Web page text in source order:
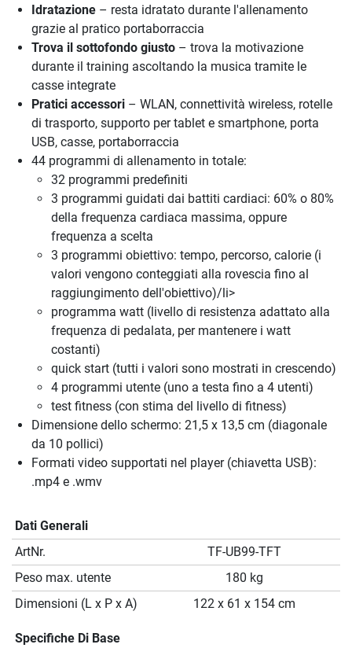
Idratazione – resta idratato durante l'allenamento
grazie al pratico portaborraccia
Trova il sottofondo giusto – trova la motivazione
durante il training ascoltando la musica tramite le
casse integrate
Pratici accessori – WLAN, connettività wireless, rotelle
di trasporto, supporto per tablet e smartphone, porta
USB, casse, portaborraccia
44 programmi di allenamento in totale:
32 programmi predefiniti
3 programmi guidati dai battiti cardiaci: 60% o 80%
della frequenza cardiaca massima, oppure
frequenza a scelta
3 programmi obiettivo: tempo, percorso, calorie (i
valori vengono conteggiati alla rovescia fino al
raggiungimento dell'obiettivo)/li>
programma watt (livello di resistenza adattato alla
frequenza di pedalata, per mantenere i watt
costanti)
quick start (tutti i valori sono mostrati in crescendo)
4 programmi utente (uno a testa fino a 4 utenti)
test fitness (con stima del livello di fitness)
Dimensione dello schermo: 21,5 x 13,5 cm (diagonale
da 10 pollici)
Formati video supportati nel player (chiavetta USB):
.mp4 e .wmv
Dati Generali
ArtNr.
TF-UB99-TFT
Peso max. utente
180 kg
Dimensioni (L x P x A)
122 x 61 x 154 cm
Specifiche Di Base